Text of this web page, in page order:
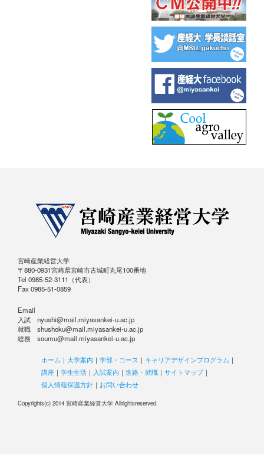
宮崎産業経営大学
〒880-0931宮崎県宮崎市古城町丸尾100番地
Tel 0985-52-3111（代表）
Fax 0985-51-0859
Email
入試 nyushi@mail.miyasankei-u.ac.jp
就職 shushoku@mail.miyasankei-u.ac.jp
総務 soumu@mail.miyasankei-u.ac.jp
ホーム ｜ 大学案内 ｜ 学部・コース ｜ キャリアデザインプログラム ｜
講座 ｜ 学生生活 ｜ 入試案内 ｜ 進路・就職 ｜ サイトマップ｜
個人情報保護方針 ｜ お問い合わせ
Copyrights(c) 2014 宮崎産業経営大学 Allrightsreserved.